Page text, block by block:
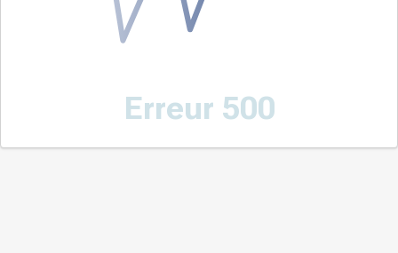
Erreur 500